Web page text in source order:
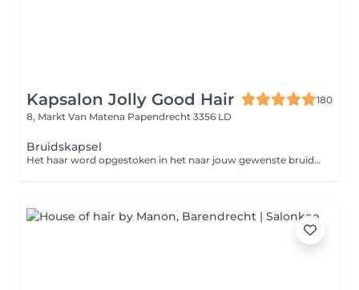
Kapsalon Jolly Good Hair
180
8, Markt Van Matena Papendrecht 3356 LD
Bruidskapsel
Het haar word opgestoken in het naar jouw gewenste bruidskapsel dit is incl wassen /drogen /krullen /versteviging/lak. exclusief speldjes